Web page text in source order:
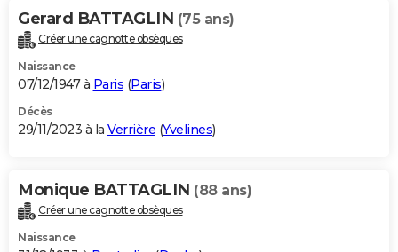
Carte de Noël
Carte Bonne année
Carte Saint-Valentin
Carte Pâques
Carte d'anniversaire
DICTIONNAIRE
Dictionnaire
Biographies
Citations
Expressions
Proverbes
PROGRAMME TV
S'inscrire
Se connecter
Lycées
Collèges
Primaires
Universités
Entreprises
Service militaire
Avis de recherche
AVIS DE DÉCÈS
Bricolage
Lifestyle
Culture
Sport
Auto
Television
Voyage
Cinema
Gerard BATTAGLIN (75 ans)
Créer une cagnotte obsèques
Naissance
07/12/1947 à Paris (Paris)
Décès
29/11/2023 à la Verrière (Yvelines)
Monique BATTAGLIN (88 ans)
Créer une cagnotte obsèques
Naissance